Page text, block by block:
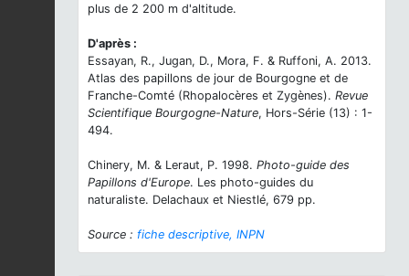
plus de 2 200 m d'altitude.
D'après :
Essayan, R., Jugan, D., Mora, F. & Ruffoni, A. 2013.
Atlas des papillons de jour de Bourgogne et de
Franche-Comté (Rhopalocères et Zygènes). Revue
Scientifique Bourgogne-Nature, Hors-Série (13) : 1-
494.
Chinery, M. & Leraut, P. 1998. Photo-guide des
Papillons d'Europe. Les photo-guides du
naturaliste. Delachaux et Niestlé, 679 pp.
Source : fiche descriptive, INPN